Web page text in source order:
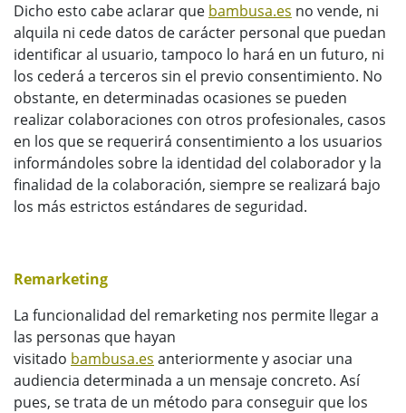
Dicho esto cabe aclarar que bambusa.es no vende, ni
alquila ni cede datos de carácter personal que puedan
identificar al usuario, tampoco lo hará en un futuro, ni
los cederá a terceros sin el previo consentimiento. No
obstante, en determinadas ocasiones se pueden
realizar colaboraciones con otros profesionales, casos
en los que se requerirá consentimiento a los usuarios
informándoles sobre la identidad del colaborador y la
finalidad de la colaboración, siempre se realizará bajo
los más estrictos estándares de seguridad.
Remarketing
La funcionalidad del remarketing nos permite llegar a
las personas que hayan
visitado bambusa.es anteriormente y asociar una
audiencia determinada a un mensaje concreto. Así
pues, se trata de un método para conseguir que los